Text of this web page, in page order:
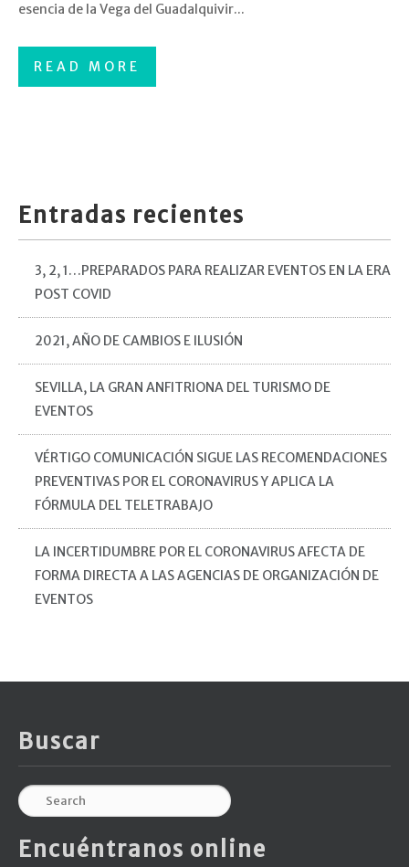
esencia de la Vega del Guadalquivir...
READ MORE
Entradas recientes
3, 2, 1…PREPARADOS PARA REALIZAR EVENTOS EN LA ERA
POST COVID
2021, AÑO DE CAMBIOS E ILUSIÓN
SEVILLA, LA GRAN ANFITRIONA DEL TURISMO DE
EVENTOS
VÉRTIGO COMUNICACIÓN SIGUE LAS RECOMENDACIONES
PREVENTIVAS POR EL CORONAVIRUS Y APLICA LA
FÓRMULA DEL TELETRABAJO
LA INCERTIDUMBRE POR EL CORONAVIRUS AFECTA DE
FORMA DIRECTA A LAS AGENCIAS DE ORGANIZACIÓN DE
EVENTOS
Buscar
Encuéntranos online